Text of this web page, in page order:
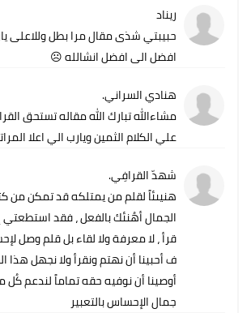
ريناد
حبيبتي شذى مقال مرا بطل وللاعلى
افضل الى افضل انشالله ☹️
هنادي السراني.
مشاءالله تبارك الله مقاله تستحق
علي الكلام الثمين ويارب الي اعلا
شهدّ القرافِي.
هنيىئاً لقلم من يمتلكه قد تمكن من
الجمال أهُنئك بالفعل ، فقد
قرأ ، لا معرفة ولا لقاء بل قلم وصل
ف أحبينا أن نهتم ونقرأ ولا نجهل هذا
أوصينا أن نوفيه حقه تماماً لندعم كُل
جمال الإحساس بالتعبير